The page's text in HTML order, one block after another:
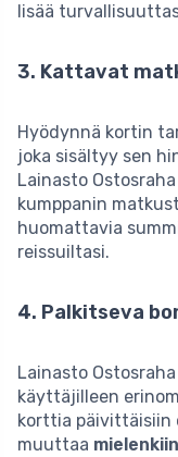
lisää
3. Kattavat
Hyödynnä kortin
joka sisältyy sen
Lainasto
kumppanin
huomattavia
reissuiltasi.
4. Palkitseva
Lainasto
käyttäjilleen
korttia päivittäisiin
muuttaa